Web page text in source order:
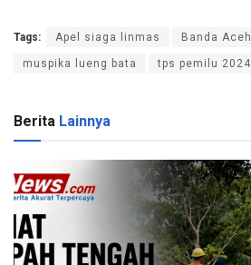
Tags: Apel siaga linmas Banda Aceh
muspika lueng bata tps pemilu 2024
Berita Lainnya